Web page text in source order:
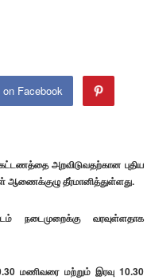
on Facebook
அறவிடுவதற்கான புதிய
ஆணைக்குழு தீர்மானித்துள்ளது.
நடைமுறைக்கு வரவுள்ளதாக
மணிவரை மற்றும் இரவு 10.30